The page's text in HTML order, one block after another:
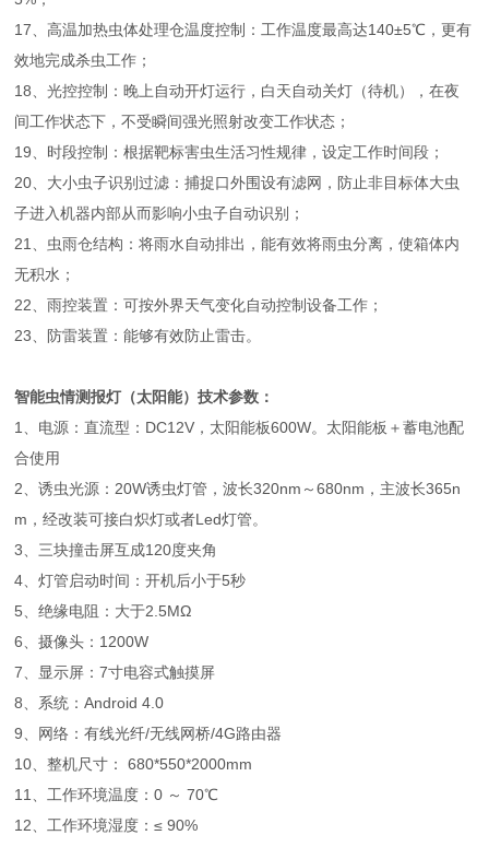
17、高温加热虫体处理仓温度控制：工作温度最高达140±5℃，更有
效地完成杀虫工作；
18、光控控制：晚上自动开灯运行，白天自动关灯（待机），在夜
间工作状态下，不受瞬间强光照射改变工作状态；
19、时段控制：根据靶标害虫生活习性规律，设定工作时间段；
20、大小虫子识别过滤：捕捉口外围设有滤网，防止非目标体大虫
子进入机器内部从而影响小虫子自动识别；
21、虫雨仓结构：将雨水自动排出，能有效将雨虫分离，使箱体内
无积水；
22、雨控装置：可按外界天气变化自动控制设备工作；
23、防雷装置：能够有效防止雷击。
智能虫情测报灯（太阳能）技术参数：
1、电源：直流型：DC12V，太阳能板600W。太阳能板＋蓄电池配
合使用
2、诱虫光源：20W诱虫灯管，波长320nm～680nm，主波长365n
m，经改装可接白炽灯或者Led灯管。
3、三块撞击屏互成120度夹角
4、灯管启动时间：开机后小于5秒
5、绝缘电阻：大于2.5MΩ
6、摄像头：1200W
7、显示屏：7寸电容式触摸屏
8、系统：Android 4.0
9、网络：有线光纤/无线网桥/4G路由器
10、整机尺寸： 680*550*2000mm
11、工作环境温度：0 ～ 70℃
12、工作环境湿度：≤ 90%